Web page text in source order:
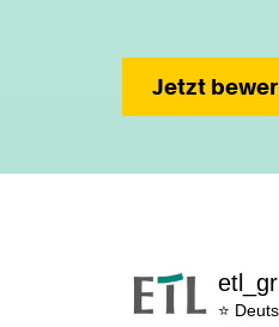
Jetzt
⭐